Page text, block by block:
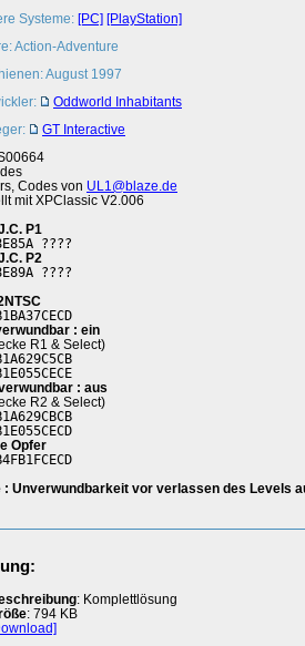
Systeme: [PC] [PlayStation]
Action-Adventure
August 1997
Oddworld Inhabitants
GT Interactive
Codes von UL1@blaze.de
mit XPClassic V2.006
P1
????
P2
????
: ein
R1 & Select)
: aus
R2 & Select)
Opfer
: Unverwundbarkeit vor verlassen des Levels
: Komplettlösung
: 794 KB